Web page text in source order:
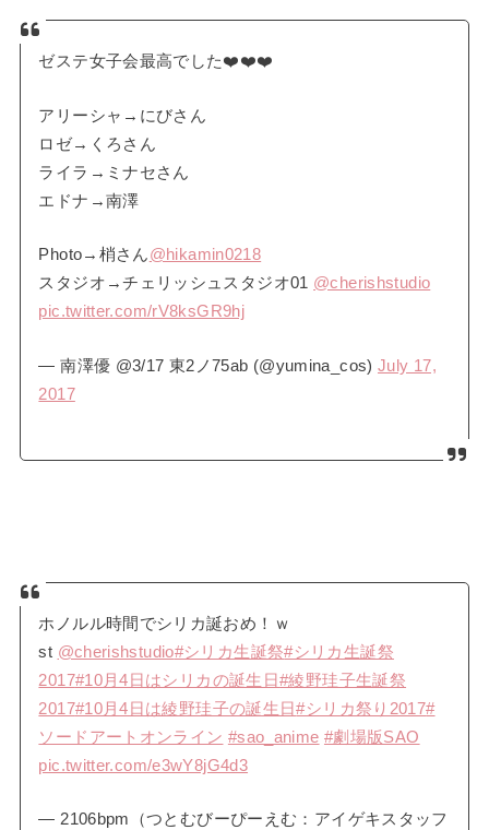
ゼステ女子会最高でした❤️❤️❤️
アリーシャ→にびさん
ロゼ→くろさん
ライラ→ミナセさん
エドナ→南澤
Photo→梢さん@hikamin0218
スタジオ→チェリッシュスタジオ01 @cherishstudio
pic.twitter.com/rV8ksGR9hj
— 南澤優 @3/17 東2ノ75ab (@yumina_cos) July 17,
2017
ホノルル時間でシリカ誕おめ！ｗ
st @cherishstudio#シリカ生誕祭#シリカ生誕祭
2017#10月4日はシリカの誕生日#綾野珪子生誕祭
2017#10月4日は綾野珪子の誕生日#シリカ祭り2017#
ソードアートオンライン #sao_anime #劇場版SAO
pic.twitter.com/e3wY8jG4d3
— 2106bpm（つとむびーぴーえむ：アイゲキスタッフ